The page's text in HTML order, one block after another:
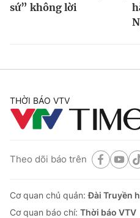
sứ” không lời
THỜI BÁO VTV
Theo dõi báo trên
Cơ quan chủ quản:Đài Truyền
Cơ quan báo chí: Thời báo VTV